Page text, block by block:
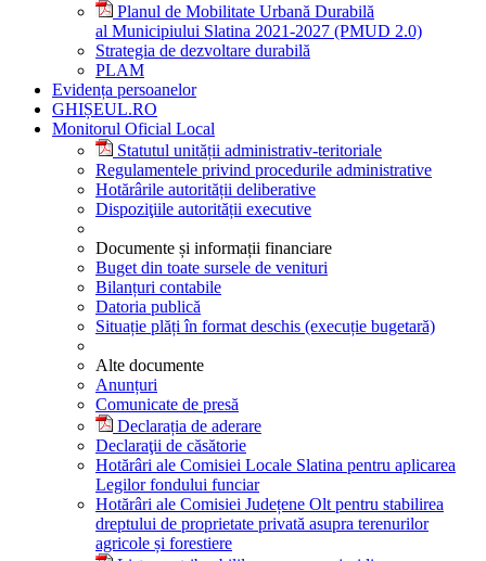
Planul de Mobilitate Urbană Durabilă
al Municipiului Slatina 2021-2027 (PMUD 2.0)
Strategia de dezvoltare durabilă
PLAM
Evidența persoanelor
GHIȘEUL.RO
Monitorul Oficial Local
Statutul unității administrativ-teritoriale
Regulamentele privind procedurile administrative
Hotărârile autorității deliberative
Dispoziţiile autorității executive
Documente și informații financiare
Buget din toate sursele de venituri
Bilanțuri contabile
Datoria publică
Situație plăți în format deschis (execuție bugetară)
Alte documente
Anunțuri
Comunicate de presă
Declarația de aderare
Declaraţii de căsătorie
Hotărâri ale Comisiei Locale Slatina pentru aplicarea
Legilor fondului funciar
Hotărâri ale Comisiei Județene Olt pentru stabilirea
dreptului de proprietate privată asupra terenurilor
agricole și forestiere